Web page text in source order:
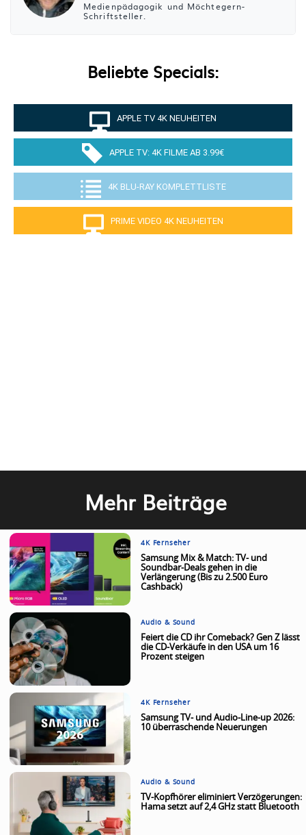
Medienpädagogik und Möchtegern-
Schriftsteller.
Beliebte Specials:
APPLE TV 4K NEUHEITEN
APPLE TV: 4K FILME AB 3.99€
4K BLU-RAY KOMPLETTLISTE
PRIME VIDEO 4K NEUHEITEN
Mehr Beiträge
4K Fernseher
Samsung Mix & Match: TV- und
Soundbar-Deals gehen in die
Verlängerung (Bis zu 2.500 Euro
Cashback)
Audio & Sound
Feiert die CD ihr Comeback? Gen Z lässt
die CD-Verkäufe in den USA um 16
Prozent steigen
4K Fernseher
Samsung TV- und Audio-Line-up 2026:
10 überraschende Neuerungen
Audio & Sound
TV-Kopfhörer eliminiert Verzögerungen:
Hama setzt auf 2,4 GHz statt Bluetooth